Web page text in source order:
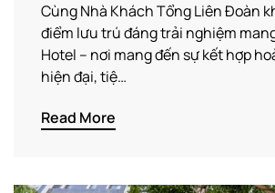
Cùng Nhà Khách Tổng Liên Đoàn
điểm lưu trú đáng trải nghiệm
Hotel – nơi mang đến sự kết hợp
hiện đại, tiệ…
Read More